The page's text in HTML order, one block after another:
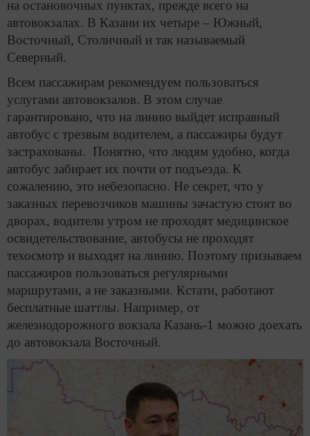
на остановочных пунктах, прежде всего на
автовокзалах. В Казани их четыре – Южный,
Восточный, Столичный и так называемый
Северный.
Всем пассажирам рекомендуем пользоваться
услугами автовокзалов. В этом случае
гарантировано, что на линию выйдет исправный
автобус с трезвым водителем, а пассажиры будут
застрахованы. Понятно, что людям удобно, когда
автобус забирает их почти от подъезда. К
сожалению, это небезопасно. Не секрет, что у
заказных перевозчиков машины зачастую стоят во
дворах, водители утром не проходят медицинское
освидетельствование, автобусы не проходят
техосмотр и выходят на линию. Поэтому призываем
пассажиров пользоваться регулярными
маршрутами, а не заказными. Кстати, работают
бесплатные шаттлы. Например, от
железнодорожного вокзала Казань-1 можно доехать
до автовокзала Восточный.